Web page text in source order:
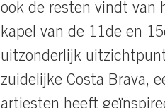
ook de resten vindt van
kapel van de 11de en
uitzonderlijk
zuidelijke Costa Brava,